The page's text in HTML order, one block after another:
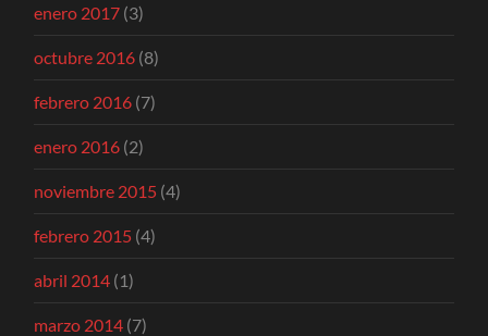
enero 2017 (3)
octubre 2016 (8)
febrero 2016 (7)
enero 2016 (2)
noviembre 2015 (4)
febrero 2015 (4)
abril 2014 (1)
marzo 2014 (7)